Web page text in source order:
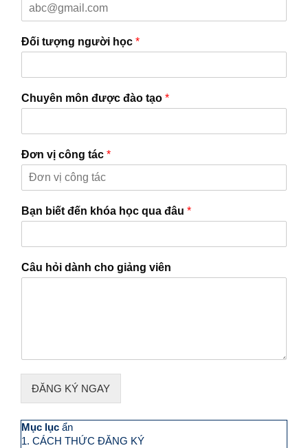
Đối tượng người học *
Chuyên môn được đào tạo *
Đơn vị công tác *
Bạn biết đến khóa học qua đâu *
Câu hỏi dành cho giảng viên
ĐĂNG KÝ NGAY
Mục lục ẩn
1. CÁCH THỨC ĐĂNG KÝ